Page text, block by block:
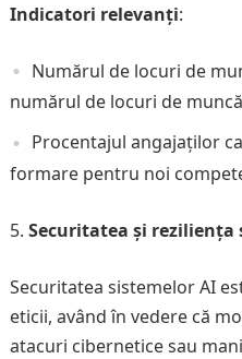
Indicatori relevanți:
Numărul de locuri de
numărul de locuri de
Procentajul angajaților
formare pentru noi
Securitatea și reziliența
Securitatea sistemelor AI
eticii, având în vedere că
atacuri cibernetice sau